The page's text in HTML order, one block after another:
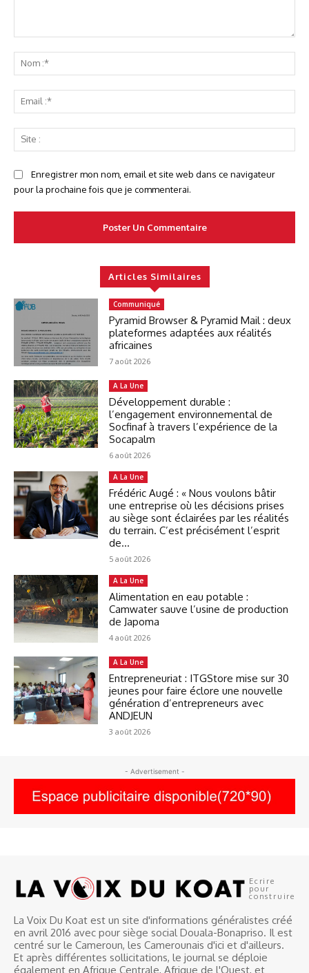
:*
:*
:
Enregistrer mon nom, email et site web dans ce navigateur
pour la prochaine fois que je commenterai.
Articles Similaires
Communiqué
Pyramid Browser & Pyramid Mail : deux
plateformes adaptées aux réalités
africaines
7 août 2026
A La Une
Développement durable :
l’engagement environnemental de
Socfinaf à travers l’expérience de la
Socapalm
6 août 2026
A La Une
Frédéric Augé : « Nous voulons bâtir
une entreprise où les décisions prises
au siège sont éclairées par les réalités
du terrain. C’est précisément l’esprit
de...
5 août 2026
A La Une
Alimentation en eau potable :
Camwater sauve l’usine de production
de Japoma
4 août 2026
A La Une
Entrepreneuriat : ITGStore mise sur 30
jeunes pour faire éclore une nouvelle
génération d’entrepreneurs avec
ANDJEUN
3 août 2026
- Advertisement -
Ecrire
pour
construire
La Voix Du Koat est un site d'informations généralistes créé
en avril 2016 avec pour siège social Douala-Bonapriso. Il est
centré sur le Cameroun, les Camerounais d'ici et d'ailleurs.
Et après différentes sollicitations, le journal se déploie
également en Afrique Centrale, Afrique de l'Ouest, et